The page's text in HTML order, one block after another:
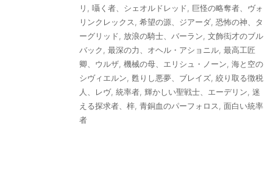
リ
囁く者、シェオルドレッド
巨怪の略奪者、ヴォ
リンクレックス
希望の源、ジアーダ 恐怖の神、タ
ーグリッド
放浪の騎士、バーラン 文飾衒才のブル
バック
最深の力、オヘル・アショニル 最高工匠
卿、ウルザ 機械の母、エリシュ・ノーン 海と空の
シヴィエルン 甦りし悪夢、ブレイズ 絞り取る徴税
人、レヴ, 統率者 輝かしい聖戦士、エーデリン 迷
える探求者、梓 青銅血のパーフォロス
面白い統率
者